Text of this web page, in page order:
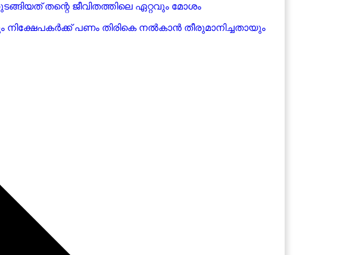
തന്റെ ജീവിതത്തിലെ ഏറ്റവും മോശം
പണം തിരികെ നൽകാൻ തീരുമാനിച്ചതായും